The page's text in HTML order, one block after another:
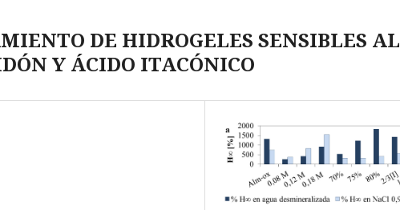
DE HIDROGELES SENSIBLES AL
Y ÁCIDO ITACÓNICO